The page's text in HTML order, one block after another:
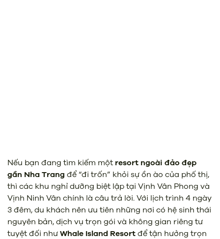
Nếu bạn đang tìm kiếm một resort ngoài đảo đẹp
gần Nha Trang để “đi trốn” khỏi sự ồn ào của phố thị,
thì các khu nghỉ dưỡng biệt lập tại Vịnh Vân Phong và
Vịnh Ninh Vân chính là câu trả lời. Với lịch trình 4 ngày
3 đêm, du khách nên ưu tiên những nơi có hệ sinh thái
nguyên bản, dịch vụ trọn gói và không gian riêng tư
tuyệt đối như Whale Island Resort để tận hưởng trọn